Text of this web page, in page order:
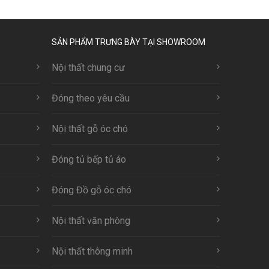
SẢN PHẨM TRƯNG BÀY TẠI SHOWROOM
Nội thất chung cư
Đóng theo yêu cầu
Nội thất gỗ óc chó
Đóng tủ bếp tủ áo
Đóng Đồ gỗ óc chó
Nội thất văn phòng
Nội thất thông minh